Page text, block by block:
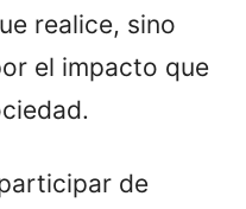
realice, sino
el impacto que
de